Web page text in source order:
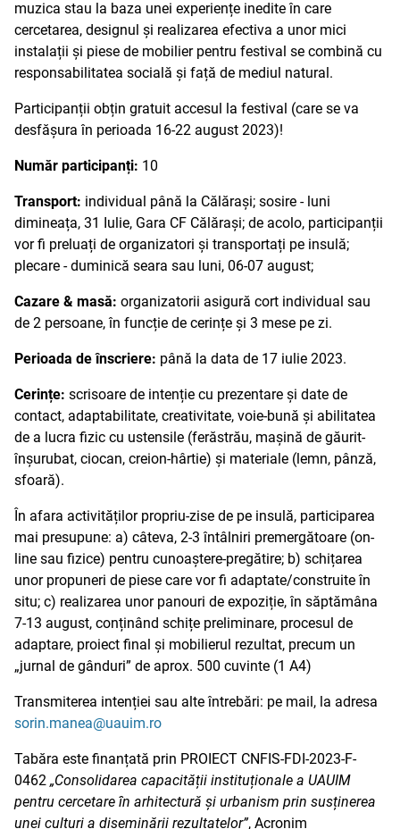
muzica stau la baza unei experiențe inedite în care
cercetarea, designul și realizarea efectiva a unor mici
instalații și piese de mobilier pentru festival se combină cu
responsabilitatea socială și față de mediul natural.
Participanții obțin gratuit accesul la festival (care se va
desfășura în perioada 16-22 august 2023)!
Număr participanți: 10
Transport: individual până la Călărași; sosire - luni
dimineața, 31 Iulie, Gara CF Călărași; de acolo, participanții
vor fi preluați de organizatori și transportați pe insulă;
plecare - duminică seara sau luni, 06-07 august;
Cazare & masă: organizatorii asigură cort individual sau
de 2 persoane, în funcție de cerințe și 3 mese pe zi.
Perioada de înscriere: până la data de 17 iulie 2023.
Cerințe: scrisoare de intenție cu prezentare și date de
contact, adaptabilitate, creativitate, voie-bună și abilitatea
de a lucra fizic cu ustensile (ferăstrău, mașină de găurit-
înșurubat, ciocan, creion-hârtie) și materiale (lemn, pânză,
sfoară).
În afara activităților propriu-zise de pe insulă, participarea
mai presupune: a) câteva, 2-3 întâlniri premergătoare (on-
line sau fizice) pentru cunoaștere-pregătire; b) schițarea
unor propuneri de piese care vor fi adaptate/construite în
situ; c) realizarea unor panouri de expoziție, în săptămâna
7-13 august, conținând schițe preliminare, procesul de
adaptare, proiect final și mobilierul rezultat, precum un
„jurnal de gânduri” de aprox. 500 cuvinte (1 A4)
Transmiterea intenției sau alte întrebări: pe mail, la adresa
sorin.manea@uauim.ro
Tabăra este finanțată prin PROIECT CNFIS-FDI-2023-F-
0462 „Consolidarea capacității instituționale a UAUIM
pentru cercetare în arhitectură și urbanism prin susținerea
unei culturi a diseminării rezultatelor”, Acronim